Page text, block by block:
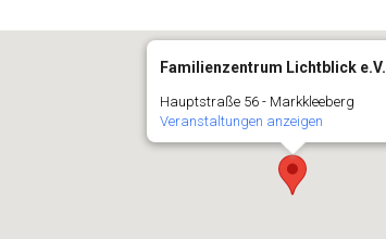
Familienzentrum Lichtblick e.V.
Hauptstraße 56 - Markkleeberg
Veranstaltungen anzeigen